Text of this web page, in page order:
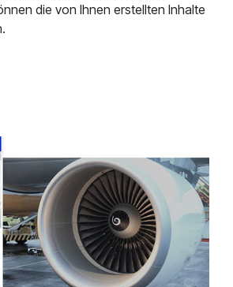
die von Ihnen erstellten Inhalte